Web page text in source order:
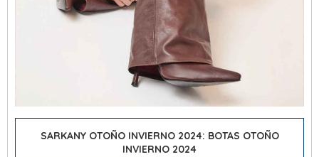
SARKANY OTOÑO INVIERNO 2024: BOTAS OTOÑO
INVIERNO 2024